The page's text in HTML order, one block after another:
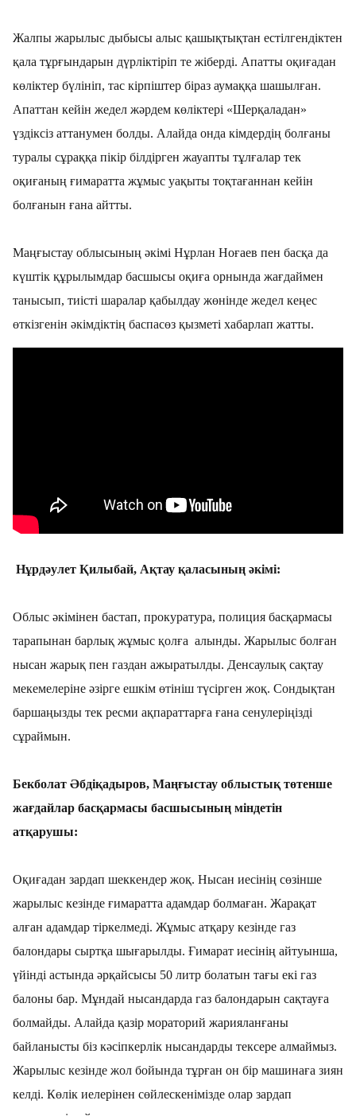
Жалпы жарылыс дыбысы алыс қашықтықтан естілгендіктен
қала тұрғындарын дүрліктіріп те жіберді. Апатты оқиғадан
көліктер бүлініп, тас кірпіштер біраз аумаққа шашылған.
Апаттан кейін жедел жәрдем көліктері «Шерқаладан»
үздіксіз аттанумен болды. Алайда онда кімдердің болғаны
туралы сұраққа пікір білдірген жауапты тұлғалар тек
оқиғаның ғимаратта жұмыс уақыты тоқтағаннан кейін
болғанын ғана айтты.
Маңғыстау облысының әкімі Нұрлан Ноғаев пен басқа да
күштік құрылымдар басшысы оқиға орнында жағдаймен
танысып, тиісті шаралар қабылдау жөнінде жедел кеңес
өткізгенін әкімдіктің баспасөз қызметі хабарлап жатты.
Нұрдәулет Қилыбай, Ақтау қаласының әкімі:
Облыс әкімінен бастап, прокуратура, полиция басқармасы
тарапынан барлық жұмыс қолға алынды. Жарылыс болған
нысан жарық пен газдан ажыратылды. Денсаулық сақтау
мекемелеріне әзірге ешкім өтініш түсірген жоқ. Сондықтан
баршаңызды тек ресми ақпараттарға ғана сенулеріңізді
сұраймын.
Бекболат Әбдіқадыров, Маңғыстау облыстық төтенше
жағдайлар басқармасы басшысының міндетін
атқарушы:
Оқиғадан зардап шеккендер жоқ. Нысан иесінің сөзінше
жарылыс кезінде ғимаратта адамдар болмаған. Жарақат
алған адамдар тіркелмеді. Жұмыс атқару кезінде газ
балондары сыртқа шығарылды. Ғимарат иесінің айтуынша,
үйінді астында әрқайсысы 50 литр болатын тағы екі газ
балоны бар. Мұндай нысандарда газ балондарын сақтауға
болмайды. Алайда қазір мораторий жарияланғаны
байланысты біз кәсіпкерлік нысандарды тексере алмаймыз.
Жарылыс кезінде жол бойында тұрған он бір машинаға зиян
келді. Көлік иелерінен сөйлескенімізде олар зардап